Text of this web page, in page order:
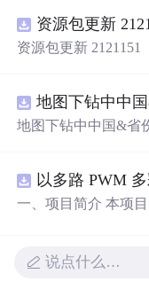
用；并警示了地球环
资源包更新
资源包更新 2121151
地图下钻中中
地图下钻中中国&省
一、项目简介 本项目（HF24075 SDFeatureRivertraining）
等多色 LED 进行独
说点什么…